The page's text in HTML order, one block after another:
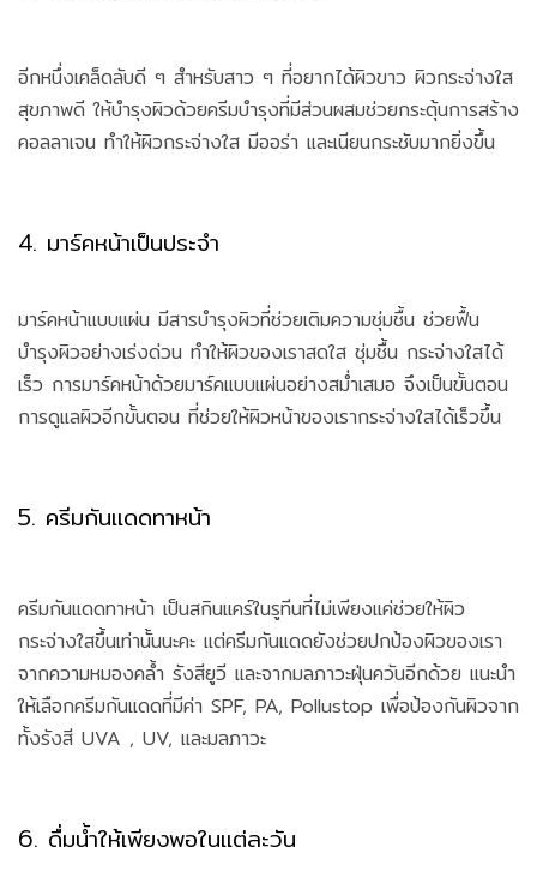
อีกหนึ่งเคล็ดลับดี ๆ สำหรับสาว ๆ ที่อยากได้ผิวขาว ผิวกระจ่างใส
สุขภาพดี ให้บำรุงผิวด้วยครีมบำรุงที่มีส่วนผสมช่วยกระตุ้นการสร้าง
คอลลาเจน ทำให้ผิวกระจ่างใส มีออร่า และเนียนกระชับมากยิ่งขึ้น
4. มาร์คหน้าเป็นประจำ
มาร์คหน้าแบบแผ่น มีสารบำรุงผิวที่ช่วยเติมความชุ่มชื้น ช่วยฟื้น
บำรุงผิวอย่างเร่งด่วน ทำให้ผิวของเราสดใส ชุ่มชื้น กระจ่างใสได้
เร็ว การมาร์คหน้าด้วยมาร์คแบบแผ่นอย่างสม่ำเสมอ จึงเป็นขั้นตอน
การดูแลผิวอีกขั้นตอน ที่ช่วยให้ผิวหน้าของเรากระจ่างใสได้เร็วขึ้น
5. ครีมกันแดดทาหน้า
ครีมกันแดดทาหน้า เป็นสกินแคร์ในรูทีนที่ไม่เพียงแค่ช่วยให้ผิว
กระจ่างใสขึ้นเท่านั้นนะคะ แต่ครีมกันแดดยังช่วยปกป้องผิวของเรา
จากความหมองคล้ำ รังสียูวี และจากมลภาวะฝุ่นควันอีกด้วย แนะนำ
ให้เลือกครีมกันแดดที่มีค่า SPF, PA, Pollustop เพื่อป้องกันผิวจาก
ทั้งรังสี UVA , UV, และมลภาวะ
6. ดื่มน้ำให้เพียงพอในแต่ละวัน